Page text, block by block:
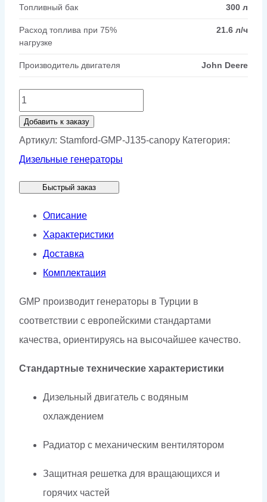
Топливный бак 300 л
Расход топлива при 75%
нагрузке
21.6 л/ч
Производитель двигателя John Deere
Количество
товара
Генератор
Stamford
J135
кожухе
Добавить к заказу
Артикул: Stamford-GMP-J135-canopy Категория:
Дизельные генераторы
Быстрый заказ
Описание
Характеристики
Доставка
Комплектация
GMP производит генераторы в Турции в
соответствии с европейскими стандартами
качества, ориентируясь на высочайшее качество.
Стандартные технические характеристики
Дизельный двигатель с водяным
охлаждением
Радиатор с механическим вентилятором
Защитная решетка для вращающихся и
горячих частей